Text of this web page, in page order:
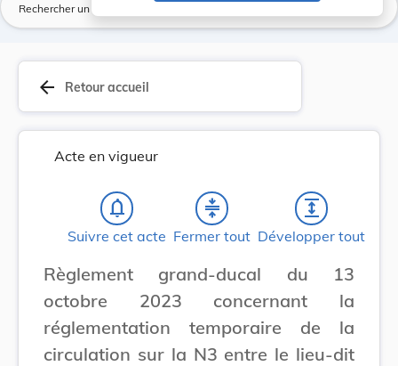
arrow_back Retour accueil
Acte en vigueur
notifications_none
Suivre cet acte
compress
Fermer tout
expand
Développer tout
Règlement grand-ducal du 13
octobre 2023 concernant la
réglementation temporaire de la
circulation sur la N3 entre le lieu-dit